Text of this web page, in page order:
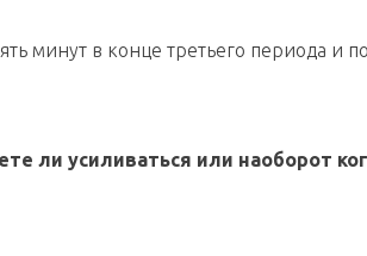
минут в конце третьего периода и
ли усиливаться или наоборот